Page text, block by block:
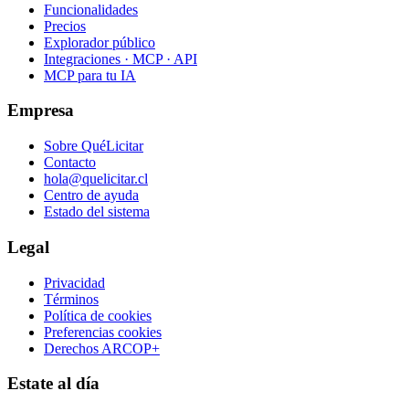
Funcionalidades
Precios
Explorador público
Integraciones · MCP · API
MCP para tu IA
Empresa
Sobre QuéLicitar
Contacto
hola@quelicitar.cl
Centro de ayuda
Estado del sistema
Legal
Privacidad
Términos
Política de cookies
Preferencias cookies
Derechos ARCOP+
Estate al día